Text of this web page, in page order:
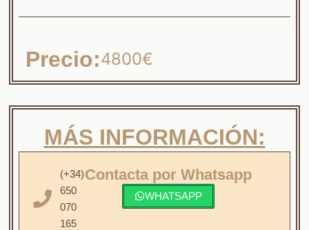
Precio:4800€
MÁS INFORMACIÓN:
(+34)
650
070
165
Contacta por Whatsapp
WHATSAPP